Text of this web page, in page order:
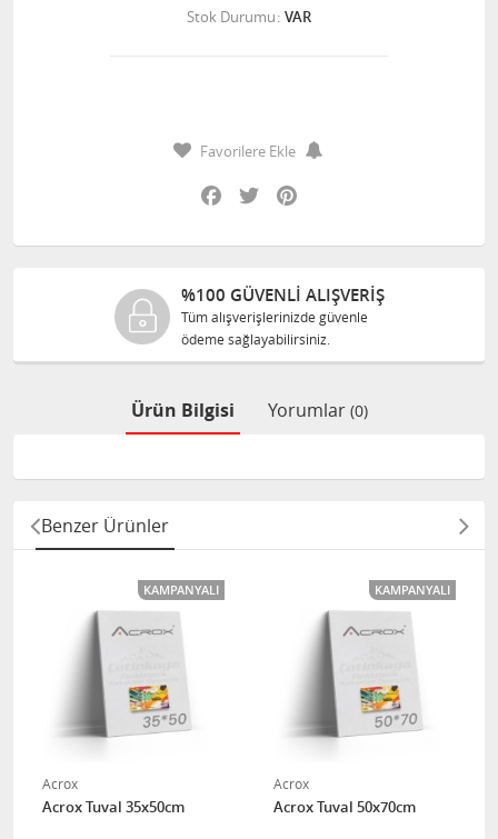
Stok Durumu VAR
Favorilere Ekle
Facebook
Twitter
%100 GÜVENLİ ALIŞVERİŞ
Tüm alışverişlerinizde güvenle
ödeme sağlayabilirsiniz.
Ürün Bilgisi Yorumlar (0)
Benzer Ürünler
KAMPANYALI
Acrox
Acrox Tuval 35x50cm
KAMPANYALI
Acrox
Acrox Tuval 50x70cm